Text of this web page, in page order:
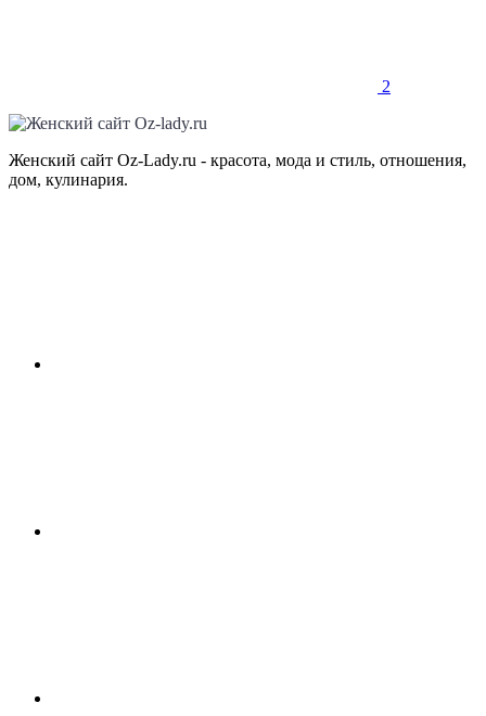
2
Женский сайт Oz-Lady.ru - красота, мода и стиль, отношения,
дом, кулинария.